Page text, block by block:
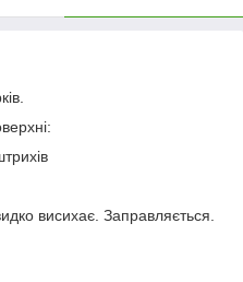
висихає. Заправляється.